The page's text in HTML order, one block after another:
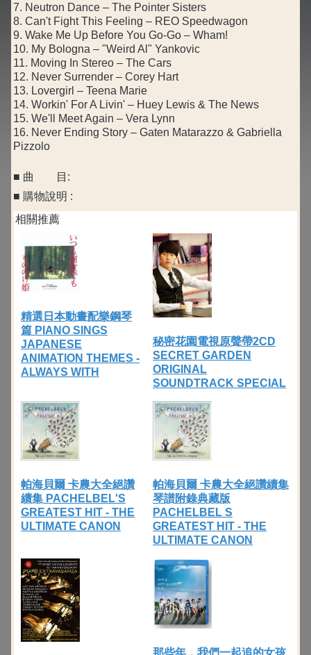
7. Neutron Dance – The Pointer Sisters
8. Can't Fight This Feeling – REO Speedwagon
9. Wake Me Up Before You Go-Go – Wham!
10. My Bologna – "Weird Al" Yankovic
11. Moving In Stereo – The Cars
12. Never Surrender – Corey Hart
13. Lovergirl – Teena Marie
14. Workin' For A Livin' – Huey Lewis & The News
15. We'll Meet Again – Vera Lynn
16. Never Ending Story – Gaten Matarazzo & Gabriella
Pizzolo
■ 曲 目:
■ 購物說明 :
相關推薦
精選日本動畫配樂鋼琴
篇 PIANO SINGS
JAPANESE
ANIMATION THEMES -
ALWAYS WITH
秘密花園電視原聲帶2CD
SECRET GARDEN
ORIGINAL
SOUNDTRACK SPECIAL
帕海貝爾 卡農大全絕讚
續集 PACHELBEL'S
GREATEST HIT - THE
ULTIMATE CANON
帕海貝爾 卡農大全絕讚續集
琴譜附錄典藏版
PACHELBEL S
GREATEST HIT - THE
ULTIMATE CANON